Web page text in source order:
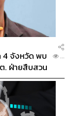
4 จังหวัด พบ
. ฝ่ายสืบสวน
...